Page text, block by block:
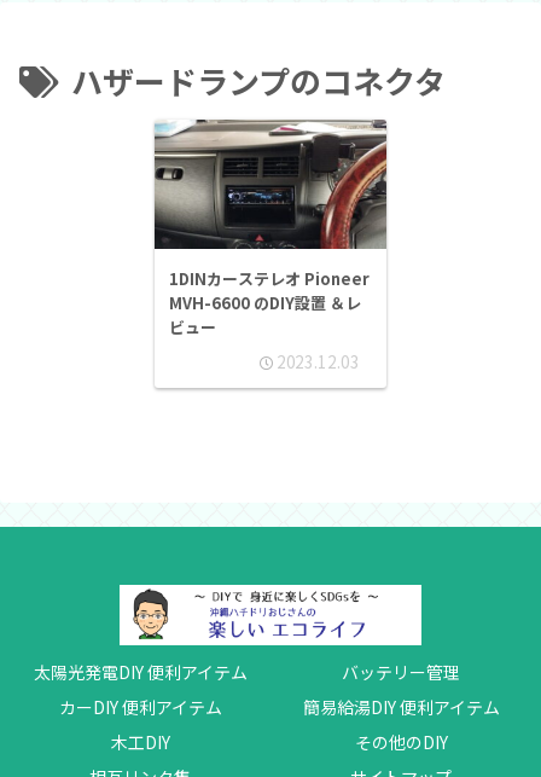
ハザードランプのコネクタ
1DINカーステレオ Pioneer
MVH-6600 のDIY設置 ＆レ
ビュー
2023.12.03
太陽光発電DIY 便利アイテム
バッテリー管理
カーDIY 便利アイテム
簡易給湯DIY 便利アイテム
木工DIY
その他のDIY